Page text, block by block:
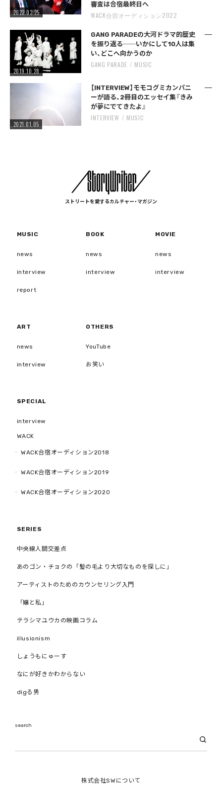
2022.03.25
審査は合宿最終日へ
WACK合宿オーディション2022
2019.10.28
GANG PARADEの大河ドラマ的歴史
を振り返る──いかにして10人は集
い、どこへ向かうのか
GANG PARADE MUSIC
2021.01.05
【INTERVIEW】モモコグミカンパニ
ーが語る、2冊目のエッセイ集『きみ
が夢にでてきたよ』
INTERVIEW MUSIC
株式会社SWについて
ストリートを愛するカルチャー・マガジン
MUSIC
news
interview
report
BOOK
news
interview
MOVIE
news
interview
ART
news
interview
OTHERS
YouTube
お笑い
SPECIAL
interview
WACK
WACK合宿オーディション2018
WACK合宿オーディション2019
WACK合宿オーディション2020
SERIES
中央線人間交差点
あのゴン・チョクの「髪の毛より大切なものを探しに」
アーティストのためのカウンセリング入門
「嬢と私」
テラシマユウカの映画コラム
illusionism
しょうもにゅーす
なにが好きかわからない
digる男
search